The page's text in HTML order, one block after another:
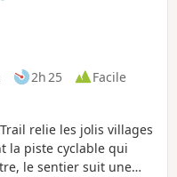
2h 25
Facile
relie les jolis villages
la piste cyclable qui
le sentier suit une